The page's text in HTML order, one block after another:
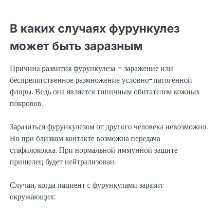
В каких случаях фурункулез
может быть заразным
Причина развития фурункулеза – заражение или
беспрепятственное размножение условно-патогенной
флоры. Ведь она является типичным обитателем кожных
покровов.
Заразиться фурункулезом от другого человека невозможно.
Но при близком контакте возможна передача
стафилококка. При нормальной иммунной защите
пришелец будет нейтрализован.
Случаи, когда пациент с фурункулами заразит
окружающих: